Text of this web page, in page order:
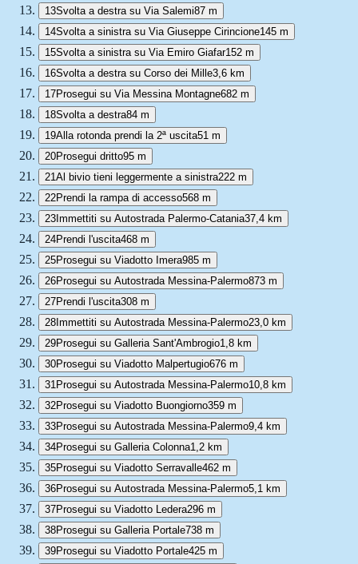
13Svolta a destra su Via Salemi87 m
14Svolta a sinistra su Via Giuseppe Cirincione145 m
15Svolta a sinistra su Via Emiro Giafar152 m
16Svolta a destra su Corso dei Mille3,6 km
17Prosegui su Via Messina Montagne682 m
18Svolta a destra84 m
19Alla rotonda prendi la 2ª uscita51 m
20Prosegui dritto95 m
21Al bivio tieni leggermente a sinistra222 m
22Prendi la rampa di accesso568 m
23Immettiti su Autostrada Palermo-Catania37,4 km
24Prendi l'uscita468 m
25Prosegui su Viadotto Imera985 m
26Prosegui su Autostrada Messina-Palermo873 m
27Prendi l'uscita308 m
28Immettiti su Autostrada Messina-Palermo23,0 km
29Prosegui su Galleria Sant'Ambrogio1,8 km
30Prosegui su Viadotto Malpertugio676 m
31 Prosegui su Autostrada Messina-Palermo10,8 km
32Prosegui su Viadotto Buongiorno359 m
33Prosegui su Autostrada Messina-Palermo9,4 km
34Prosegui su Galleria Colonna1,2 km
35Prosegui su Viadotto Serravalle462 m
36Prosegui su Autostrada Messina-Palermo5,1 km
37Prosegui su Viadotto Ledera296 m
38Prosegui su Galleria Portale738 m
39Prosegui su Viadotto Portale425 m